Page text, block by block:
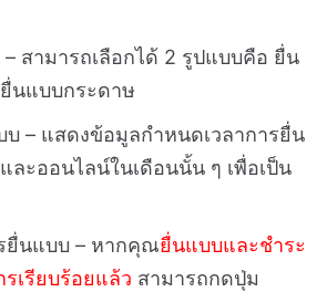
สามารถเลือกได้ 2 รูปแบบคือ ยื่น
นแบบกระดาษ
บ – แสดงข้อมูลกำหนดเวลาการยื่น
ะออนไลน์ในเดือนนั้น ๆ เพื่อเป็น
ยื่นแบบ – หากคุณยื่นแบบและชำระ
เรียบร้อยแล้ว สามารถกดปุ่ม